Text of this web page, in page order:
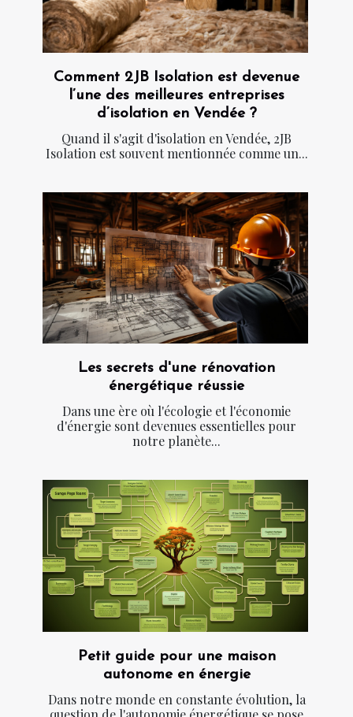
Comment 2JB Isolation est devenue
l’une des meilleures entreprises
d’isolation en Vendée ?
Quand il s'agit d'isolation en Vendée, 2JB
Isolation est souvent mentionnée comme un...
Les secrets d'une rénovation
énergétique réussie
Dans une ère où l'écologie et l'économie
d'énergie sont devenues essentielles pour
notre planète...
Petit guide pour une maison
autonome en énergie
Dans notre monde en constante évolution, la